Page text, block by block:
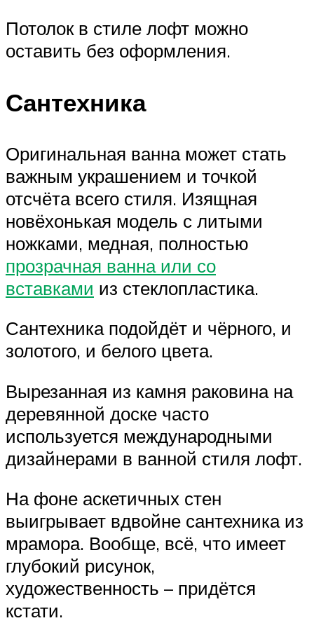
Потолок в стиле лофт можно
оставить без оформления.
Сантехника
Оригинальная ванна может стать
важным украшением и точкой
отсчёта всего стиля. Изящная
новёхонькая модель с литыми
ножками, медная, полностью
прозрачная ванна или со
вставками из стеклопластика.
Сантехника подойдёт и чёрного, и
золотого, и белого цвета.
Вырезанная из камня раковина на
деревянной доске часто
используется международными
дизайнерами в ванной стиля лофт.
На фоне аскетичных стен
выигрывает вдвойне сантехника из
мрамора. Вообще, всё, что имеет
глубокий рисунок,
художественность – придётся
кстати.